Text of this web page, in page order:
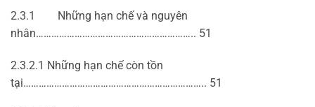
2.3.1 Những hạn chế và nguyên
nhân…………………………………………………….. 51
2.3.2.1 Những hạn chế còn tồn
tại…………………………………………………………….. 51